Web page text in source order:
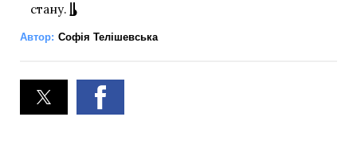
стану.
Автор: Софія Телішевська